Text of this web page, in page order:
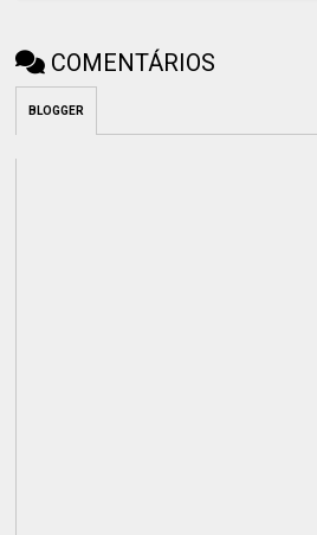
COMENTÁRIOS
BLOGGER